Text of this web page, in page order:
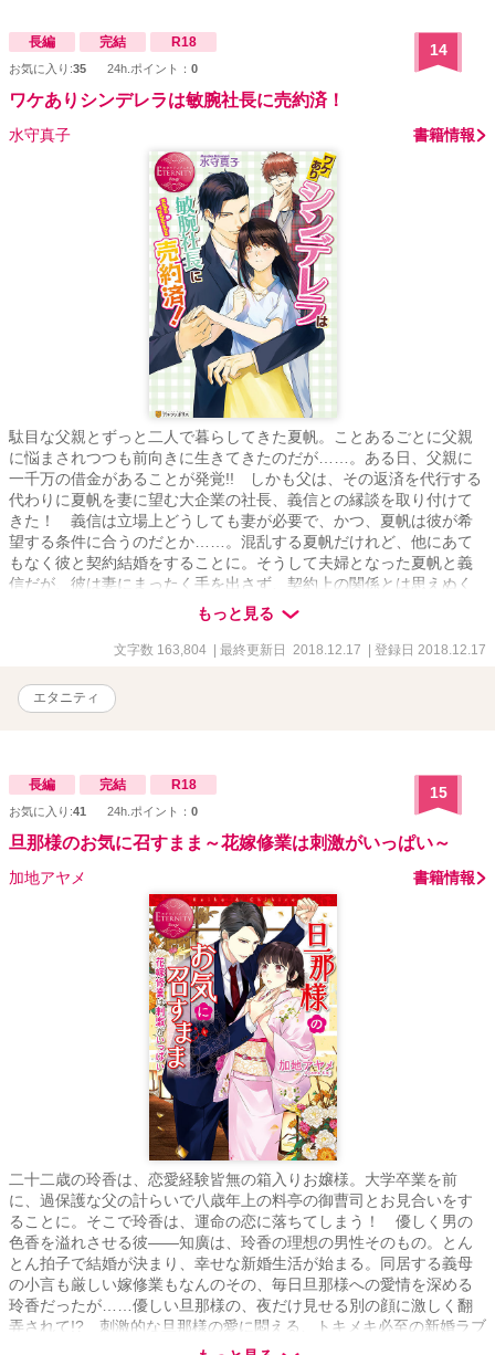
長編 完結 R18
お気に入り:35 24h.ポイント： 0
14
ワケありシンデレラは敏腕社長に売約済！
水守真子 書籍情報
駄目な父親とずっと二人で暮らしてきた夏帆。ことあるごとに父親
に悩まされつつも前向きに生きてきたのだが……。ある日、父親に
一千万の借金があることが発覚!! しかも父は、その返済を代行する
代わりに夏帆を妻に望む大企業の社長、義信との縁談を取り付けて
きた！ 義信は立場上どうしても妻が必要で、かつ、夏帆は彼が希
望する条件に合うのだとか……。混乱する夏帆だけれど、他にあて
もなく彼と契約結婚をすることに。そうして夫婦となった夏帆と義
信だが、彼は妻にまったく手を出さず、契約上の関係とは思えぬく
らい優しく過保護に接してくる。夏帆はそんな義信に惹かれ、想い
を募らせるものの彼には秘密の恋の疑惑があって――!?
もっと見る
文字数 163,804 | 最終更新日 2018.12.17 | 登録日 2018.12.17
エタニティ
長編 完結 R18
お気に入り:41 24h.ポイント： 0
15
旦那様のお気に召すまま～花嫁修業は刺激がいっぱい～
加地アヤメ 書籍情報
二十二歳の玲香は、恋愛経験皆無の箱入りお嬢様。大学卒業を前
に、過保護な父の計らいで八歳年上の料亭の御曹司とお見合いをす
ることに。そこで玲香は、運命の恋に落ちてしまう！ 優しく男の
色香を溢れさせる彼――知廣は、玲香の理想の男性そのもの。とん
とん拍子で結婚が決まり、幸せな新婚生活が始まる。同居する義母
の小言も厳しい嫁修業もなんのその、毎日旦那様への愛情を深める
玲香だったが……優しい旦那様の、夜だけ見せる別の顔に激しく翻
弄されて!? 刺激的な旦那様の愛に悶える、トキメキ必至の新婚ラブ